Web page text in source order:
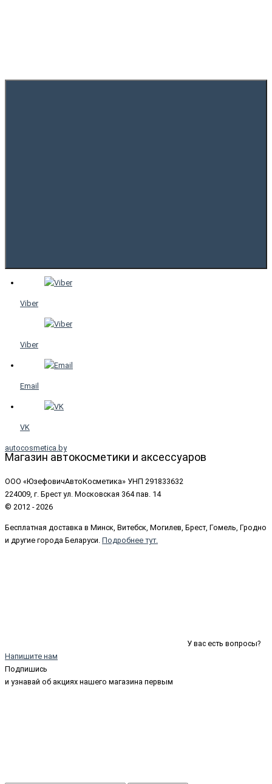
Viber
Viber
Email
VK
autocosmetica.by
Магазин автокосметики и аксессуаров
ООО «ЮзефовичАвтоКосметика» УНП 291833632
224009, г. Брест ул. Московская 364 пав. 14
© 2012 - 2026
Бесплатная доставка в Минск, Витебск, Могилев, Брест, Гомель, Гродно
и другие города Беларуси. Подробнее тут.
У вас есть вопросы?
Напишите нам
Подпишись
и узнавай об акциях нашего магазина первым